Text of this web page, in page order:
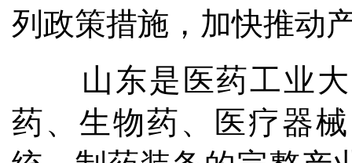
列政策措施，加快推动
山东是医药工业
药、生物药、医疗器